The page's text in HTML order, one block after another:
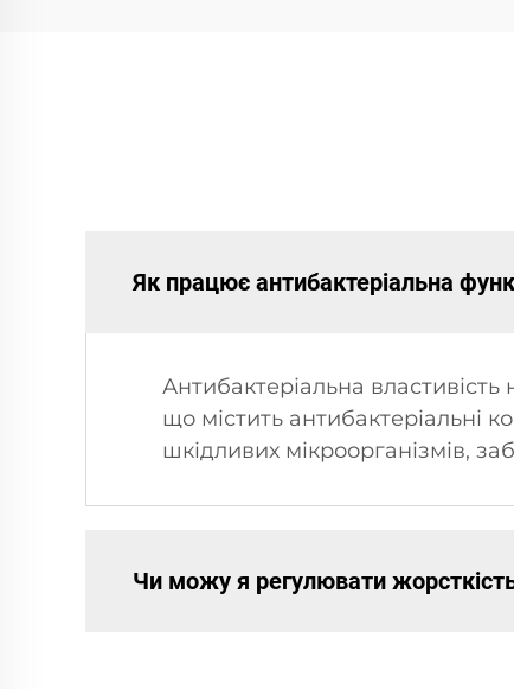
Як працює антибактеріальна
Антибактеріальна
що містить антибактеріальні
шкідливих мікроорганізмів,
Чи можу я регулювати